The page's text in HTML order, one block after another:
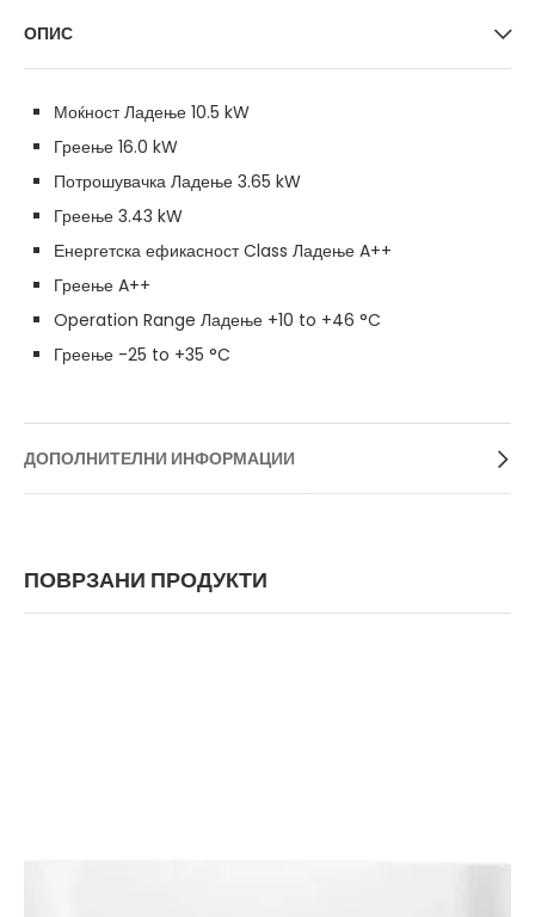
ОПИС
Моќност Ладење 10.5 kW
Греење 16.0 kW
Потрошувачка Ладење 3.65 kW
Греење 3.43 kW
Енергетска ефикасност Class Ладење A++
Греење A++
Operation Range Ладење +10 to +46 °C
Греење -25 to +35 °C
ДОПОЛНИТЕЛНИ ИНФОРМАЦИИ
ПОВРЗАНИ ПРОДУКТИ